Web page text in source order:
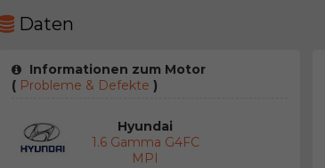
Daten
Informationen zum Motor
(Probleme & Defekte )
Hyundai
1.6 Gamma G4FC
MPI